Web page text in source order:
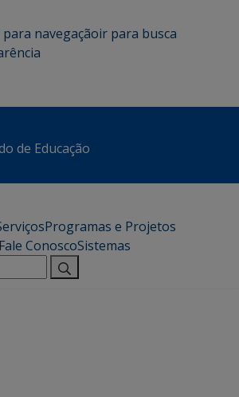
para navegaçãoir para busca
de Educação
Programas e Projetos
Fale ConoscoSistemas